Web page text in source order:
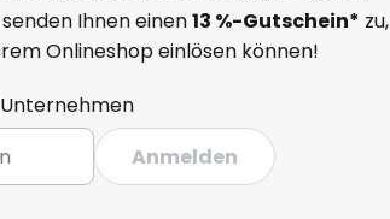
Ihnen einen13 %-Gutschein* zu,
Onlineshop einlösen können!
Unternehmen
Anmelden